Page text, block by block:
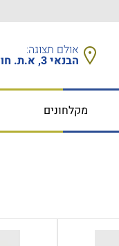
אולם תצוגה:
הבנאי 3, א.ת. חולון
מקלחונים